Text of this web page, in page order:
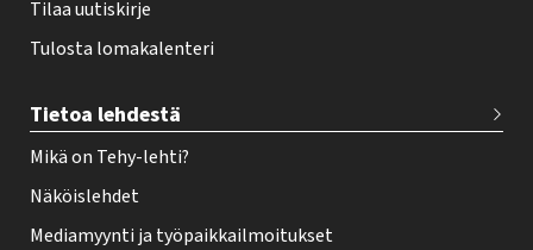
Tilaa uutiskirje
Tulosta lomakalenteri
Tietoa lehdestä
Mikä on Tehy-lehti?
Näköislehdet
Mediamyynti ja työpaikkailmoitukset